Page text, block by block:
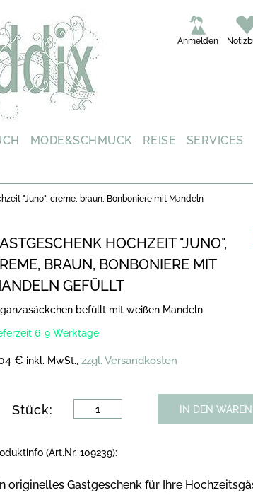
Anmelden
MODE&SCHMUCK REISE SERVICES
"Juno", creme, braun, Bonboniere mit Mandeln
HOCHZEIT "JUNO",
BRAUN, BONBONIERE MIT
GEFÜLLT
befüllt mit weißen Mandeln
6-9 Werktage
€ inkl. MwSt., zzgl. Versandkosten
Stück: IN DEN
(Art.Nr. 109239):
originelles Gastgeschenk für Ihre